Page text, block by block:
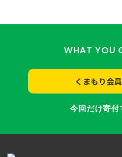
WHAT YOU
くまもり会
今回だけ寄付